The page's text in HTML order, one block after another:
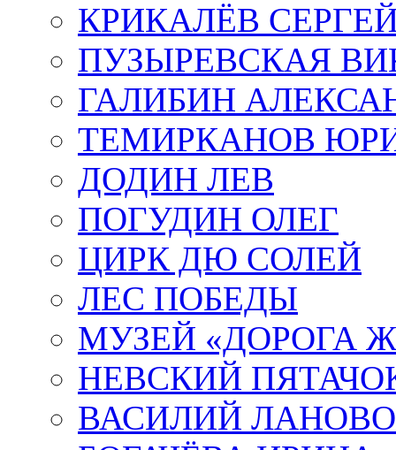
КРИКАЛЁВ
ПУЗЫРЕВСКАЯ
ГАЛИБИН
ТЕМИРКАНОВ
ДОДИН ЛЕВ
ПОГУДИН ОЛЕГ
ЦИРК ДЮ СОЛЕЙ
ЛЕС ПОБЕДЫ
МУЗЕЙ «ДОРОГА
НЕВСКИЙ
ВАСИЛИЙ